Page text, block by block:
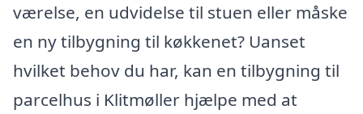
værelse, en udvidelse til stuen eller måske
en ny tilbygning til køkkenet? Uanset
hvilket behov du har, kan en tilbygning til
parcelhus i Klitmøller hjælpe med at